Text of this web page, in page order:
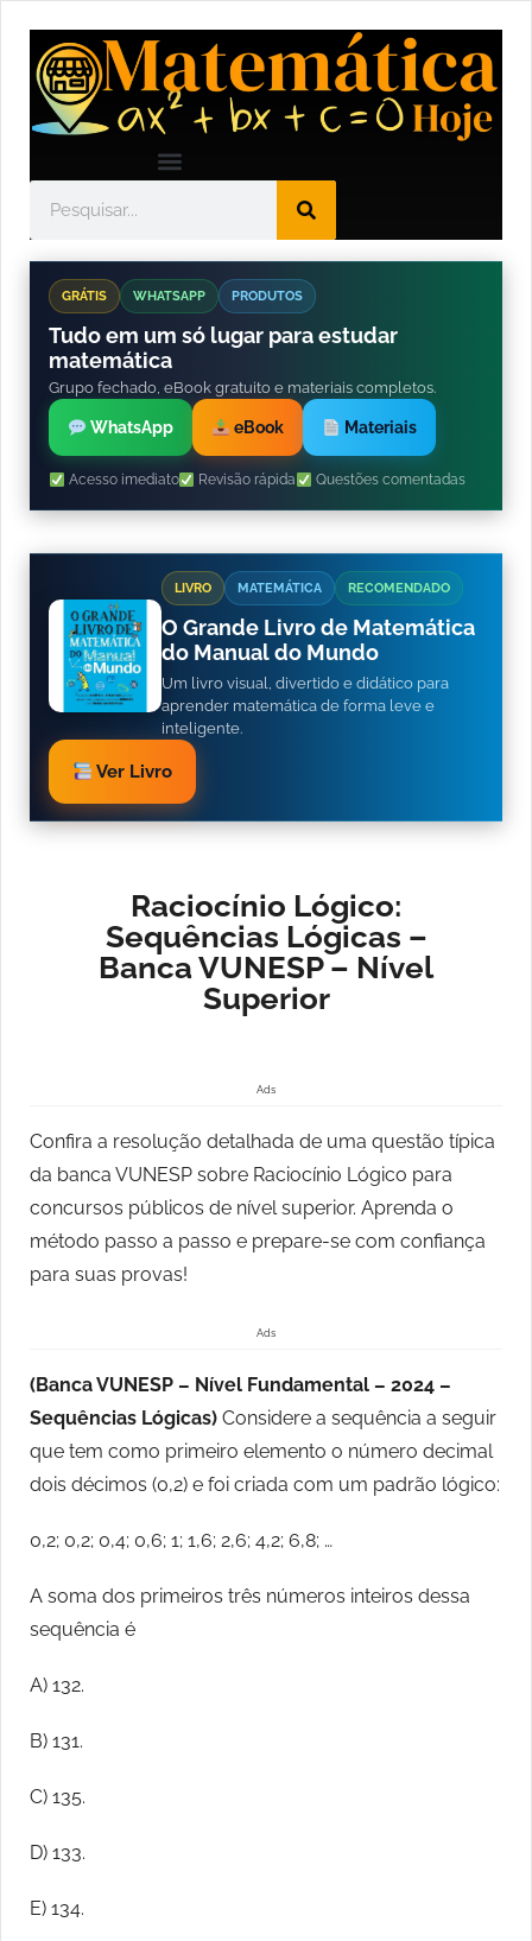
GRÁTIS WHATSAPP PRODUTOS
Tudo em um só lugar para estudar
matemática
Grupo fechado, eBook gratuito e materiais completos.
WhatsApp eBook Materiais
Acesso imediato Revisão rápida Questões comentadas
LIVRO MATEMÁTICA RECOMENDADO
O Grande Livro de Matemática
do Manual do Mundo
Um livro visual, divertido e didático para
aprender matemática de forma leve e
inteligente.
Ver Livro
Raciocínio Lógico:
Sequências Lógicas –
Banca VUNESP – Nível
Superior
Ads
Confira a resolução detalhada de uma questão típica
da banca VUNESP sobre Raciocínio Lógico para
concursos públicos de nível superior. Aprenda o
método passo a passo e prepare-se com confiança
para suas provas!
Ads
(Banca VUNESP – Nível Fundamental – 2024 –
Sequências Lógicas) Considere a sequência a seguir
que tem como primeiro elemento o número decimal
dois décimos (0,2) e foi criada com um padrão lógico:
0,2; 0,2; 0,4; 0,6; 1; 1,6; 2,6; 4,2; 6,8; …
A soma dos primeiros três números inteiros dessa
sequência é
A) 132.
B) 131.
C) 135.
D) 133.
E) 134.